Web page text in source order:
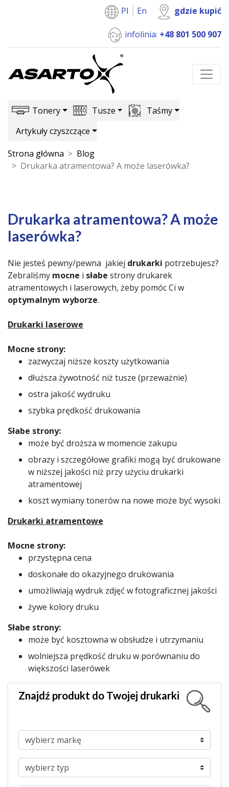
Pl En gdzie kupić
infolinia: +48 801 500 907
Tonery Tusze
Taśmy
Artykuły czyszczące
Strona główna
Blog
Drukarka atramentowa? A może laserówka?
Drukarka atramentowa? A może
laserówka?
Nie jesteś pewny/pewna jakiej drukarki potrzebujesz?
Zebraliśmy mocne i słabe strony drukarek
atramentowych i laserowych, żeby pomóc Ci w
optymalnym wyborze.
Drukarki laserowe
Mocne strony:
zazwyczaj niższe koszty użytkowania
dłuższa żywotność niż tusze (przeważnie)
ostra jakość wydruku
szybka prędkość drukowania
Słabe strony:
może być droższa w momencie zakupu
obrazy i szczegółowe grafiki mogą być drukowane
w niższej jakości niż przy użyciu drukarki
atramentowej
koszt wymiany tonerów na nowe może być wysoki
Drukarki atramentowe
Mocne strony:
przystępna cena
doskonałe do okazyjnego drukowania
umożliwiają wydruk zdjęć w fotograficznej jakości
żywe kolory druku
Słabe strony:
może być kosztowna w obsłudze i utrzymaniu
wolniejsza prędkość druku w porównaniu do
większości laserówek
Znajdź produkt do Twojej drukarki